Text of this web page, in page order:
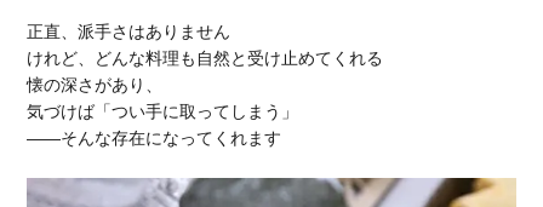
正直、派手さはありません
けれど、どんな料理も自然と受け止めてくれる
懐の深さがあり、
気づけば「つい手に取ってしまう」
——そんな存在になってくれます